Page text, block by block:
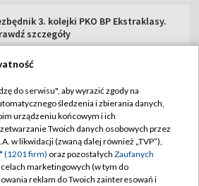
3. kolejki PKO BP Ekstraklasy.
szczegóły
TVP
Abonament TVP
Sklep TVP
Biuro Reklamy
Regulamin TVP
prywatności
Moje zgody
do serwisu", aby wyrazić zgody na
śledzenia i zbierania danych,
urządzeniu końcowym i ich
Twoich danych osobowych przez
w likwidacji (zwaną dalej również „TVP”),
(1201 firm) oraz pozostałych Zaufanych
celach marketingowych (w tym do
reklam do Twoich zainteresowań i